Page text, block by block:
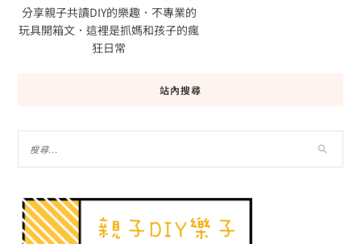
分享親子共讀DIY的樂趣．不專業的
玩具開箱文．這裡是抓媽和孩子的瘋
狂日常
站內搜尋